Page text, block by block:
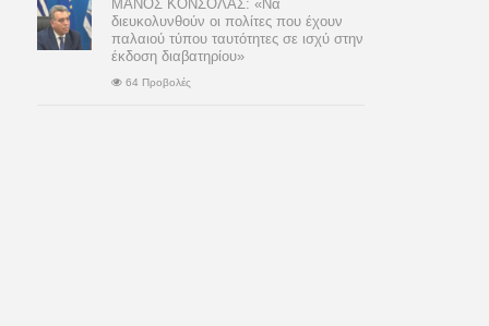
ΜΑΝΟΣ ΚΟΝΣΟΛΑΣ: «Να
διευκολυνθούν οι πολίτες που έχουν
παλαιού τύπου ταυτότητες σε ισχύ στην
έκδοση διαβατηρίου»
64 Προβολές